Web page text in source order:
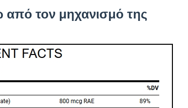
τον μηχανισμό της